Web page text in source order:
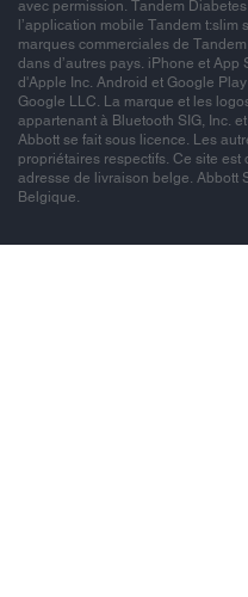
avec permission. Tandem
l’application mobile Tandem
marques commerciales de
dans d’autres pays. iPhone et
d'Apple Inc. Android et Google
Google LLC. La marque et les
appartenant à Bluetooth SIG, Inc.
Abbott se fait sous licence. Les
propriétaires respectifs. Ce site
adresse de livraison belge. Abbott
Belgique.